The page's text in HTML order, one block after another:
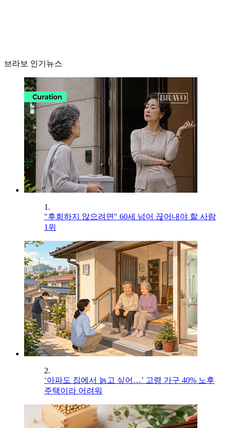
브라보 인기뉴스
1.
"후회하지 않으려면" 60세 넘어 끊어내야 할 사람
1위
2.
‘아파도 집에서 늙고 싶어…’ 고령 가구 40% 노후
주택이라 어려워